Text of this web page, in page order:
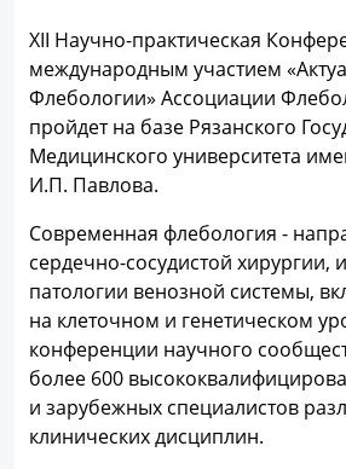
XII Научно-практическая
международным участием
Флебологии» Ассоциации
пройдет на базе Рязанского
Медицинского университета
И.П. Павлова.
Современная флебология -
сердечно-сосудистой хирургии,
патологии венозной системы,
на клеточном и генетическом
конференции научного
более 600
и зарубежных специалистов
клинических дисциплин.